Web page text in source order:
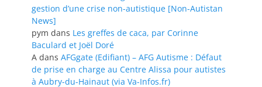
gestion d’une crise non-autistique [Non-Autistan
News]
pym dans Les greffes de caca, par Corinne
Baculard et Joël Doré
A dans AFGgate (Edifiant) – AFG Autisme : Défaut
de prise en charge au Centre Alissa pour autistes
à Aubry-du-Hainaut (via Va-Infos.fr)